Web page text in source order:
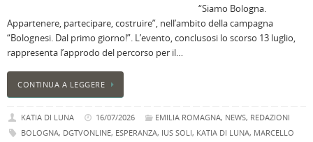
“Siamo Bologna.
Appartenere, partecipare, costruire”, nell’ambito della campagna
“Bolognesi. Dal primo giorno!”. L’evento, conclusosi lo scorso 13 luglio,
rappresenta l’approdo del percorso per il…
CONTINUA A LEGGERE
KATIA DI LUNA 16/07/2026 EMILIA ROMAGNA, NEWS, REDAZIONI
BOLOGNA, DGTVONLINE, ESPERANZA, IUS SOLI, KATIA DI LUNA, MARCELLO